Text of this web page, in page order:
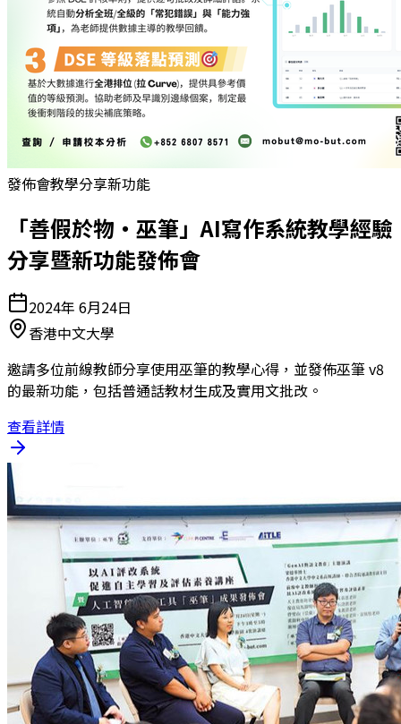
發佈會教學分享新功能
「善假於物・巫筆」AI寫作系統教學經驗
分享暨新功能發佈會
2024年 6月24日
香港中文大學
邀請多位前線教師分享使用巫筆的教學心得，並發佈巫筆 v8
的最新功能，包括普通話教材生成及實用文批改。
查看詳情